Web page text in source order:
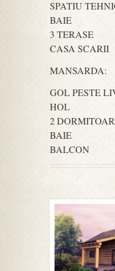
SPATIU
BAIE
3 TERASE
CASA SCARII
MANSARDA:
GOL PESTE
HOL
2
BAIE
BALCON